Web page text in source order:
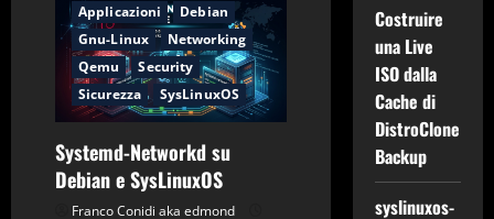
Applicazioni
Debian
Gnu-Linux
Networking
Qemu
Security
Sicurezza
SysLinuxOS
Systemd-Networkd su
Debian e SysLinuxOS
Franco Conidi aka edmond
Applicazioni
CentOS
Costruire
una Live
ISO dalla
Cache di
DistroClone
Backup
syslinuxos-